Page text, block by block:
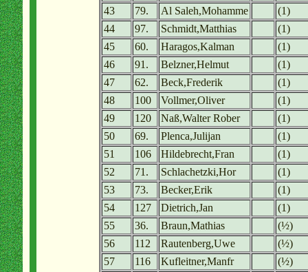
43
79. Al Saleh,Mohamme
(1)
44
97. Schmidt,Matthias
(1)
45
60. Haragos,Kalman
(1)
46
91. Belzner,Helmut
(1)
47
62. Beck,Frederik
(1)
48
100 Vollmer,Oliver
(1)
49
120 Naß,Walter Rober
(1)
50
69. Plenca,Julijan
(1)
51
106 Hildebrecht,Fran
(1)
52
71. Schlachetzki,Hor
(1)
53
73. Becker,Erik
(1)
54
127 Dietrich,Jan
(1)
55
36. Braun,Mathias
(½)
56
112 Rautenberg,Uwe
(½)
57
116 Kufleitner,Manfr
(½)